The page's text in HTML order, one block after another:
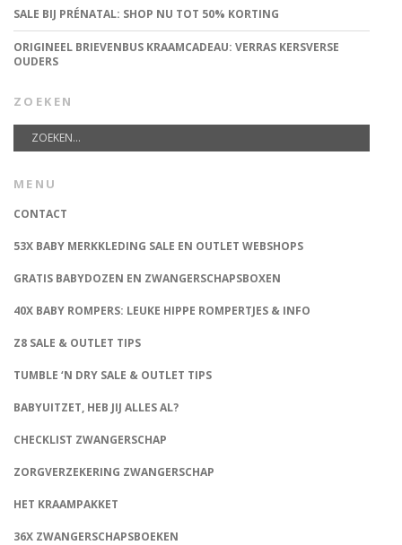
SALE BIJ PRÉNATAL: SHOP NU TOT 50% KORTING
ORIGINEEL BRIEVENBUS KRAAMCADEAU: VERRAS KERSVERSE
OUDERS
ZOEKEN
MENU
CONTACT
53X BABY MERKKLEDING SALE EN OUTLET WEBSHOPS
GRATIS BABYDOZEN EN ZWANGERSCHAPSBOXEN
40X BABY ROMPERS: LEUKE HIPPE ROMPERTJES & INFO
Z8 SALE & OUTLET TIPS
TUMBLE ‘N DRY SALE & OUTLET TIPS
BABYUITZET, HEB JIJ ALLES AL?
CHECKLIST ZWANGERSCHAP
ZORGVERZEKERING ZWANGERSCHAP
HET KRAAMPAKKET
36X ZWANGERSCHAPSBOEKEN